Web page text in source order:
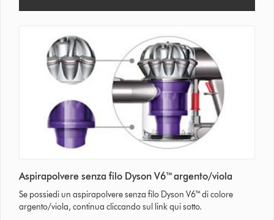
Aspirapolvere senza filo Dyson V6™ argento/viola
Se possiedi un aspirapolvere senza filo Dyson V6™ di colore
argento/viola, continua cliccando sul link qui sotto.